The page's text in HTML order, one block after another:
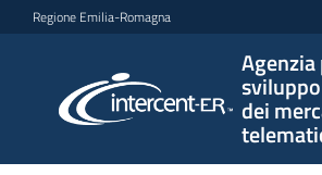
Vai al contenuto
Vai alla navigazione
Vai al footer
Regione Emilia-Romagna
Agenzia
sviluppo
dei
per lo
sviluppo